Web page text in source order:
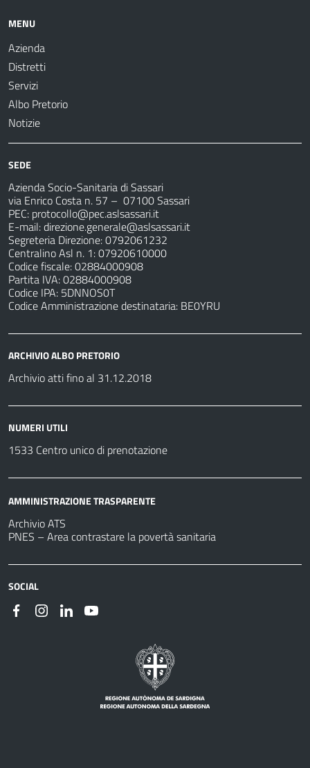
MENU
Azienda
Distretti
Servizi
Albo Pretorio
Notizie
SEDE
Azienda Socio-Sanitaria di Sassari
via Enrico Costa n. 57 – 07100 Sassari
PEC: protocollo@pec.aslsassari.it
E-mail:direzione.generale@aslsassari.it
Segreteria Direzione: 0792061232
Centralino Asl n. 1: 07920610000
Codice fiscale: 02884000908
Partita IVA: 02884000908
Codice IPA: 5DNNOS0T
Codice Amministrazione destinataria: BE0YRU
ARCHIVIO ALBO PRETORIO
Archivio atti fino al 31.12.2018
NUMERI UTILI
1533 Centro unico di prenotazione
AMMINISTRAZIONE TRASPARENTE
Archivio ATS
PNES – Area contrastare la povertà sanitaria
SOCIAL